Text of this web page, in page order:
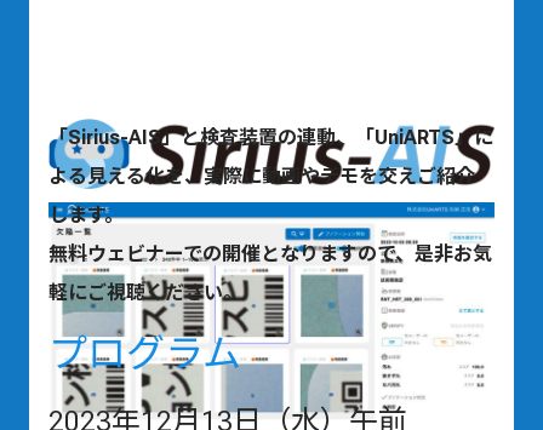
「Sirius-AIS」と検査装置の連動、「UniARTS」に
よる見える化を、実際に動画やデモを交えご紹介
します。
無料ウェビナーでの開催となりますので、是非お気
軽にご視聴ください。
プログラム
2023年12月13日（水）午前